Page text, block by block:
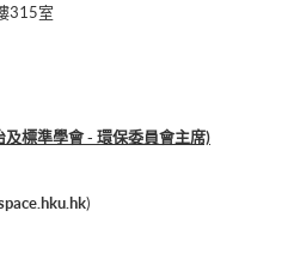
315室
標準學會 - 環保委員會主席)
)